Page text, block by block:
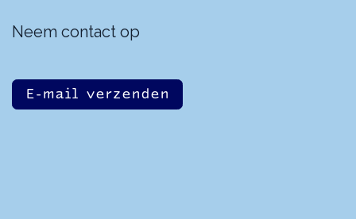
Neem contact op
E-mail verzenden